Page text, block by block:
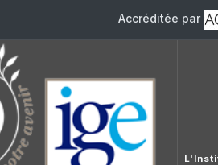
Accréditée par